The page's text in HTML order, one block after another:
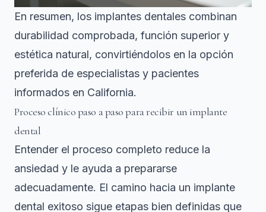
En resumen, los implantes dentales combinan
durabilidad comprobada, función superior y
estética natural, convirtiéndolos en la opción
preferida de especialistas y pacientes
informados en California.
Proceso clínico paso a paso para recibir un implante
dental
Entender el proceso completo reduce la
ansiedad y le ayuda a prepararse
adecuadamente. El camino hacia un implante
dental exitoso sigue etapas bien definidas que